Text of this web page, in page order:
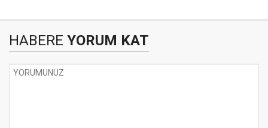
HABERE YORUM KAT